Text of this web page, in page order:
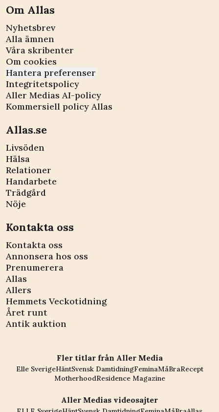
Om Allas
Nyhetsbrev
Alla ämnen
Våra skribenter
Om cookies
Hantera preferenser
Integritetspolicy
Aller Medias AI-policy
Kommersiell policy Allas
Allas.se
Livsöden
Hälsa
Relationer
Handarbete
Trädgård
Nöje
Kontakta oss
Kontakta oss
Annonsera hos oss
Prenumerera
Allas
Allers
Hemmets Veckotidning
Året runt
Antik auktion
Fler titlar från Aller Media
Elle SverigeHäntSvensk DamtidningFeminaMåBraRecept
MotherhoodResidence Magazine
Aller Medias videosajter